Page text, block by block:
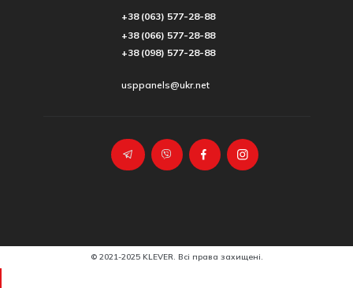
+38 (063) 577-28-88
+38 (066) 577-28-88
+38 (098) 577-28-88
usppanels@ukr.net
© 2021-2025 KLEVER. Всі права захищені.